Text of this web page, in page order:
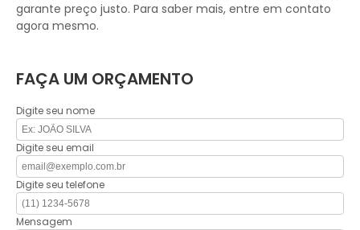
garante preço justo. Para saber mais, entre em contato
agora mesmo.
FAÇA UM ORÇAMENTO
Digite seu nome
Digite seu email
Digite seu telefone
Mensagem